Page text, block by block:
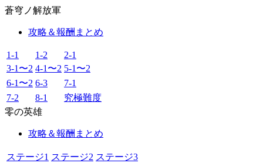
蒼穹ノ解放軍
攻略＆報酬まとめ
1-1 1-2
2-1
3-1〜2 4-1〜2 5-1〜2
6-1〜2 6-3
7-1
7-2
8-1
究極難度
零の英雄
攻略＆報酬まとめ
ステージ1 ステージ2 ステージ3